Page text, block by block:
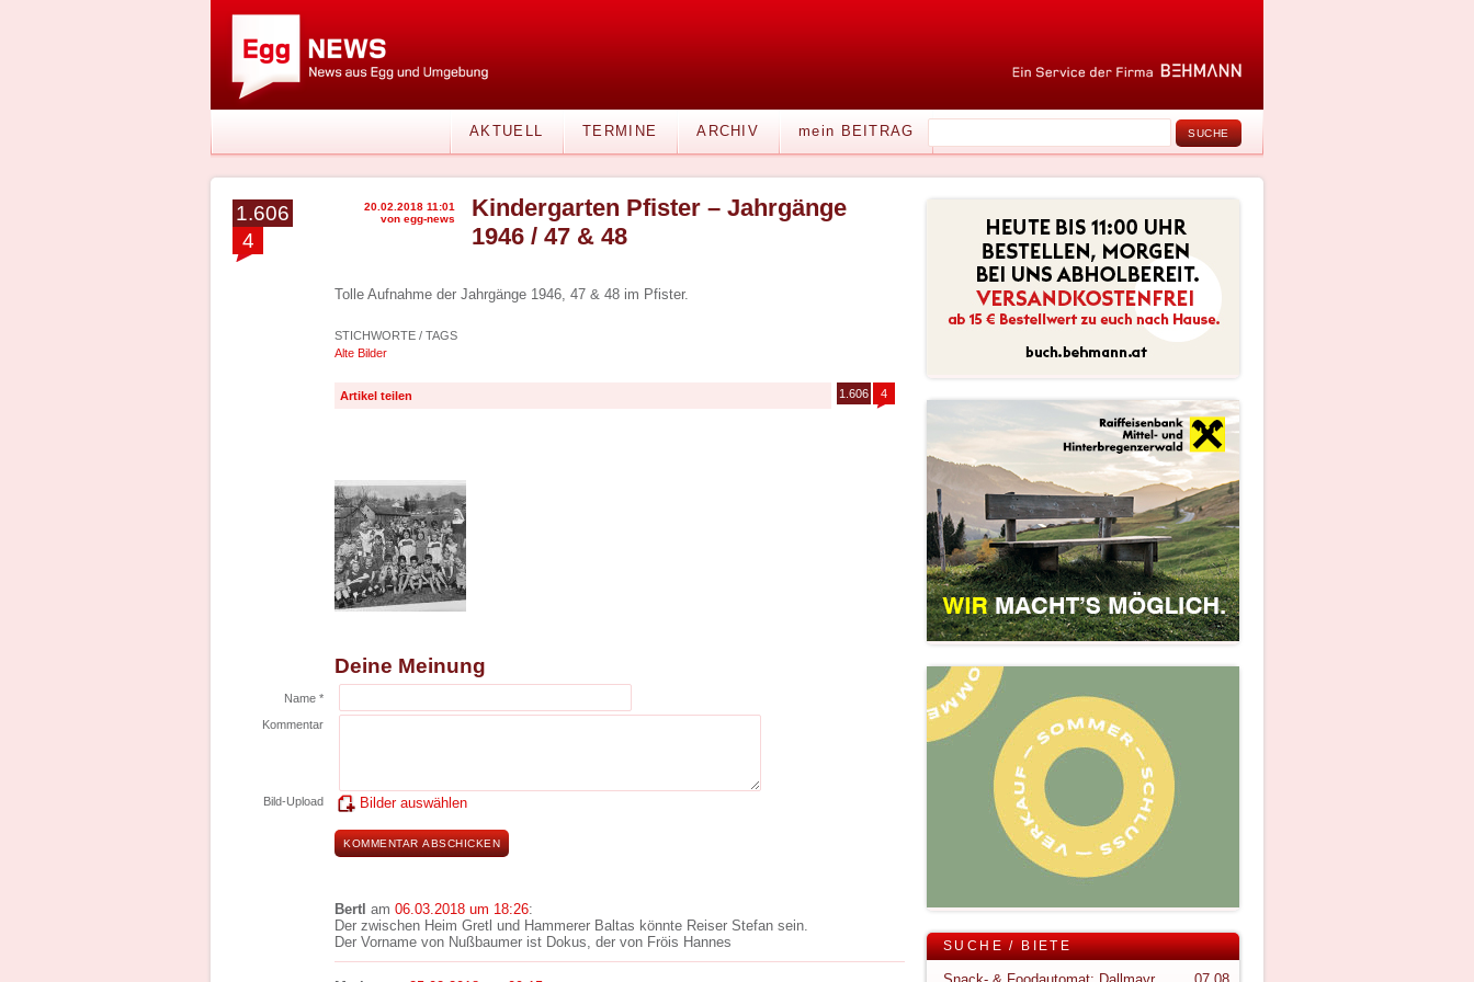
AKTUELL TERMINE ARCHIV mein BEITRAG
1.606
4
20.02.2018 11:01
von egg-news
Kindergarten Pfister – Jahrgänge
1946 / 47 & 48
Tolle Aufnahme der Jahrgänge 1946, 47 & 48 im Pfister.
STICHWORTE / TAGS
Alte Bilder
Artikel teilen 1.606 4
Deine Meinung
Name *
Kommentar
Bild-Upload Bilder auswählen
Bertl am 06.03.2018 um 18:26:
Der zwischen Heim Gretl und Hammerer Baltas könnte Reiser Stefan sein.
Der Vorname von Nußbaumer ist Dokus, der von Fröis Hannes
SUCHE / BIETE